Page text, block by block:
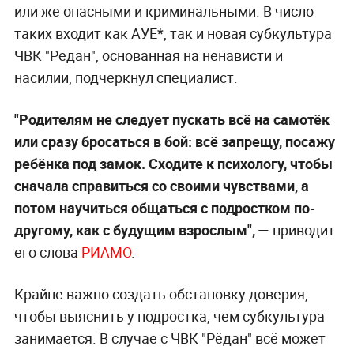
или же опасными и криминальными. В число
таких входит как АУЕ*, так и новая субкультура
ЧВК "Рёдан", основанная на ненависти и
насилии, подчеркнул специалист.
"Родителям не следует пускать всё на самотёк
или сразу бросаться в бой: всё запрещу, посажу
ребёнка под замок. Сходите к психологу, чтобы
сначала справиться со своими чувствами, а
потом научиться общаться с подростком по-
другому, как с будущим взрослым", — приводит
его слова РИАМО.
Крайне важно создать обстановку доверия,
чтобы выяснить у подростка, чем субкультура
занимается. В случае с ЧВК "Рёдан" всё может